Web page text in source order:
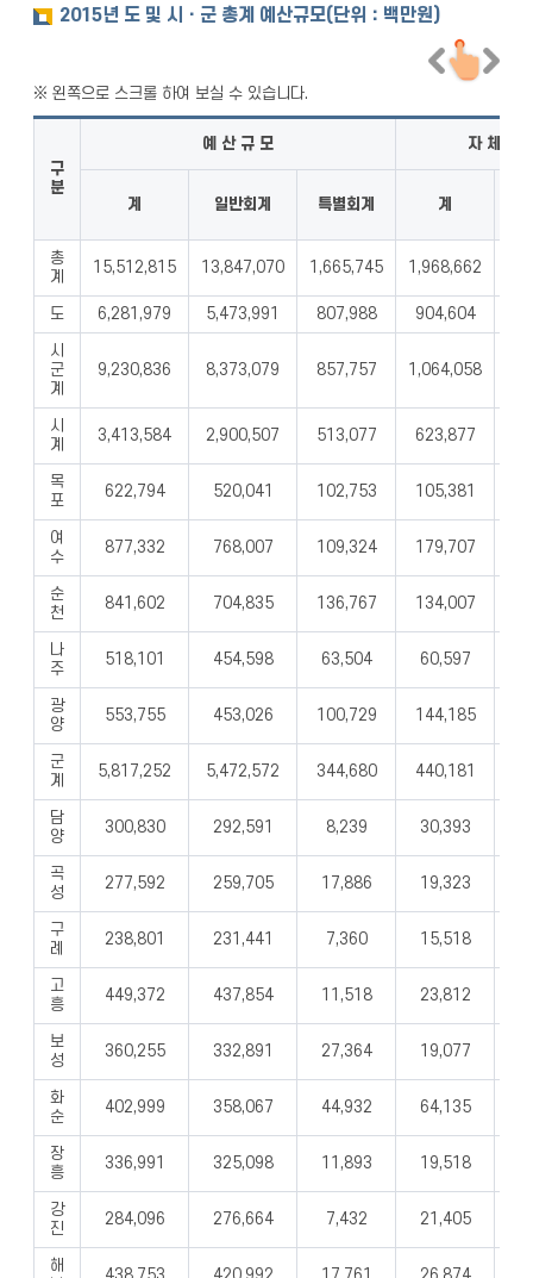
2015년 도 및 시ㆍ군 총계 예산규모(단위：백만원)
구
분
예 산 규 모 자 체 수
계 일반회계 특별회계 계
총
계
15,512,815 13,847,070 1,665,745 1,968,662
도 6,281,979 5,473,991 807,988 904,604
시
군
계
9,230,836 8,373,079 857,757 1,064,058
시
계
3,413,584 2,900,507 513,077 623,877
목
포
622,794 520,041 102,753 105,381
여
수
877,332 768,007 109,324 179,707
순
천
841,602 704,835 136,767 134,007
나
주
518,101 454,598 63,504 60,597
광
양
553,755 453,026 100,729 144,185
군
계
5,817,252 5,472,572 344,680 440,181
담
양
300,830 292,591 8,239 30,393
곡
성
277,592 259,705 17,886 19,323
구
례
238,801 231,441 7,360 15,518
고
흥
449,372 437,854 11,518 23,812
보
성
360,255 332,891 27,364 19,077
화
순
402,999 358,067 44,932 64,135
장
흥
336,991 325,098 11,893 19,518
강
진
284,096 276,664 7,432 21,405
해